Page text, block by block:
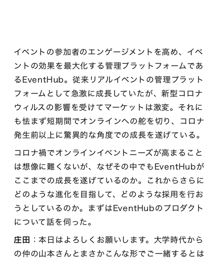
イベントの参加者のエンゲージメントを高め、イベ
ントの効果を最大化する管理プラットフォームであ
るEventHub。従来リアルイベントの管理プラット
フォームとして急激に成長していたが、新型コロナ
ウィルスの影響を受けてマーケットは激変。それに
も怯まず短期間でオンラインへの舵を切り、コロナ
発生前以上に驚異的な角度での成長を遂げている。
コロナ禍でオンラインイベントニーズが高まること
は想像に難くないが、なぜその中でもEventHubが
ここまでの成長を遂げているのか。これからさらに
どのような進化を目指して、どのような採用を行お
うとしているのか。まずはEventHubのプロダクト
について話を伺った。
庄田 ：本日はよろしくお願いします。大学時代から
の仲の山本さんとまさかこんな形でご一緒するとは